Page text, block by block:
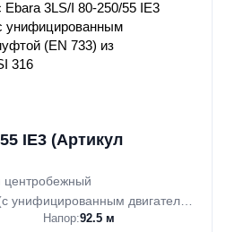
IE3 (Артикул
центробежный
унифицированным двигателем
из нержавеющей стали AISI
Напор:92.5 м